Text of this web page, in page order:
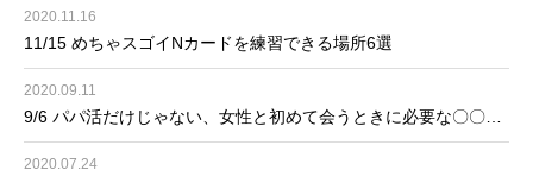
2020.11.16
11/15 めちゃスゴイNカードを練習できる場所6選
2020.09.11
9/6 パパ活だけじゃない、女性と初めて会うときに必要な〇〇…
2020.07.24